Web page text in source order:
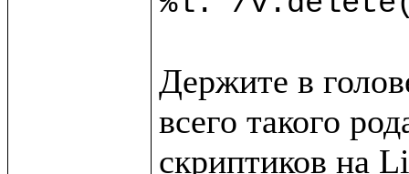
Держите в
всего такого